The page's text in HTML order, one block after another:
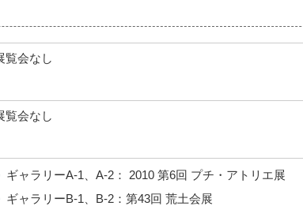
覧会なし
覧会なし
ギャラリーA-1、A-2： 2010 第6回 プチ・アトリエ展
ギャラリーB-1、B-2：第43回 荒土会展